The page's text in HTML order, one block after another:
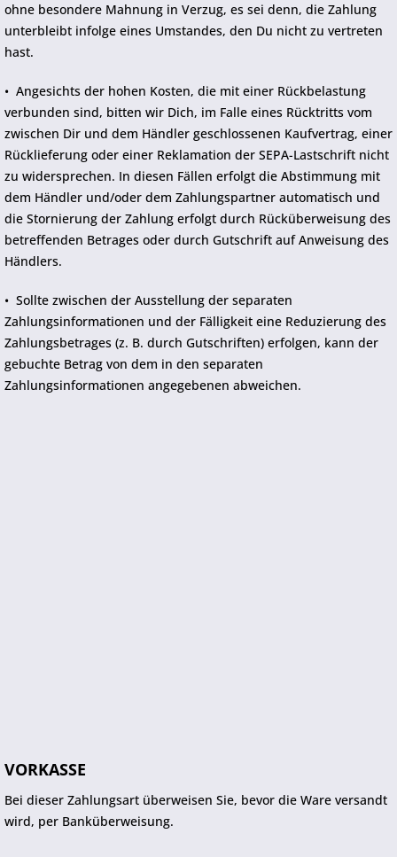
VORKASSE
Bei dieser Zahlungsart überweisen Sie, bevor die Ware versandt
wird, per Banküberweisung.
ohne besondere Mahnung in Verzug, es sei denn, die Zahlung
unterbleibt infolge eines Umstandes, den Du nicht zu vertreten
hast.
• Angesichts der hohen Kosten, die mit einer Rückbelastung
verbunden sind, bitten wir Dich, im Falle eines Rücktritts vom
zwischen Dir und dem Händler geschlossenen Kaufvertrag, einer
Rücklieferung oder einer Reklamation der SEPA-Lastschrift nicht
zu widersprechen. In diesen Fällen erfolgt die Abstimmung mit
dem Händler und/oder dem Zahlungspartner automatisch und
die Stornierung der Zahlung erfolgt durch Rücküberweisung des
betreffenden Betrages oder durch Gutschrift auf Anweisung des
Händlers.
• Sollte zwischen der Ausstellung der separaten
Zahlungsinformationen und der Fälligkeit eine Reduzierung des
Zahlungsbetrages (z. B. durch Gutschriften) erfolgen, kann der
gebuchte Betrag von dem in den separaten
Zahlungsinformationen angegebenen abweichen.